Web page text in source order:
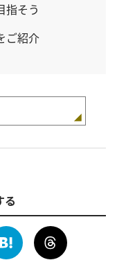
指そう
ご紹介
る